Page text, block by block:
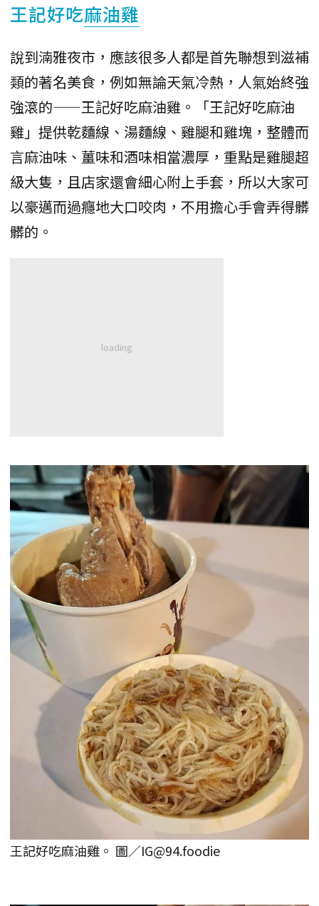
王記好吃麻油雞
說到湳雅夜市，應該很多人都是首先聯想到滋補
類的著名美食，例如無論天氣冷熱，人氣始終強
強滾的——王記好吃麻油雞。「王記好吃麻油
雞」提供乾麵線、湯麵線、雞腿和雞塊，整體而
言麻油味、薑味和酒味相當濃厚，重點是雞腿超
級大隻，且店家還會細心附上手套，所以大家可
以豪邁而過癮地大口咬肉，不用擔心手會弄得髒
髒的。
王記好吃麻油雞。 圖／IG@94.foodie